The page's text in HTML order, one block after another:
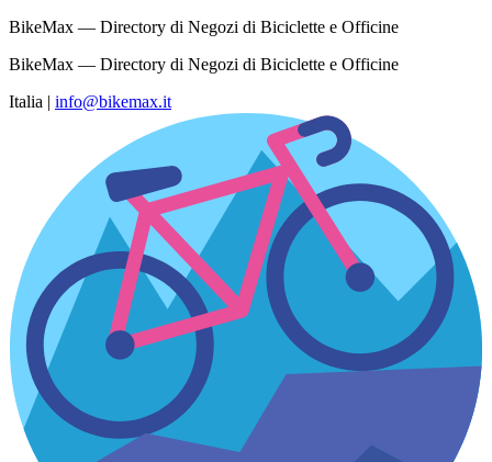
BikeMax — Directory di Negozi di Biciclette e Officine
BikeMax — Directory di Negozi di Biciclette e Officine
Italia | info@bikemax.it